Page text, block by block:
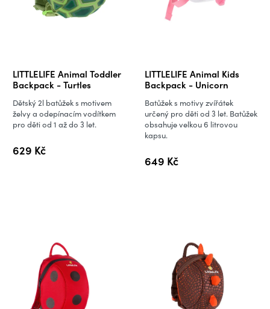
LITTLELIFE Animal Toddler
Backpack - Turtles
629 Kč
Dětský 2l batůžek s motivem
želvy a odepínacím vodítkem
pro děti od 1 až do 3 let.
LITTLELIFE Animal Kids
Backpack - Unicorn
649 Kč
Batůžek s motivy zvířátek
určený pro děti od 3 let. Batůžek
obsahuje velkou 6 litrovou
kapsu.